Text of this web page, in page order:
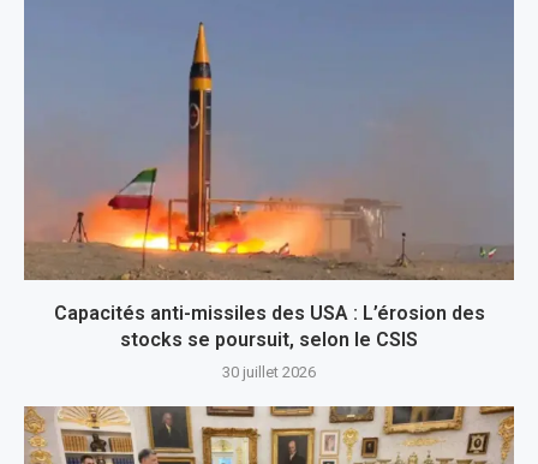
Capacités anti-missiles des USA : L’érosion des
stocks se poursuit, selon le CSIS
30 juillet 2026